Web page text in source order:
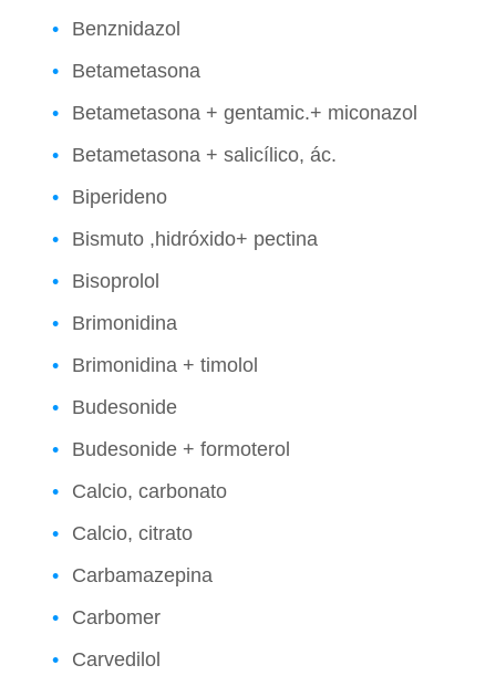
Benznidazol
Betametasona
Betametasona + gentamic.+ miconazol
Betametasona + salicílico, ác.
Biperideno
Bismuto ,hidróxido+ pectina
Bisoprolol
Brimonidina
Brimonidina + timolol
Budesonide
Budesonide + formoterol
Calcio, carbonato
Calcio, citrato
Carbamazepina
Carbomer
Carvedilol